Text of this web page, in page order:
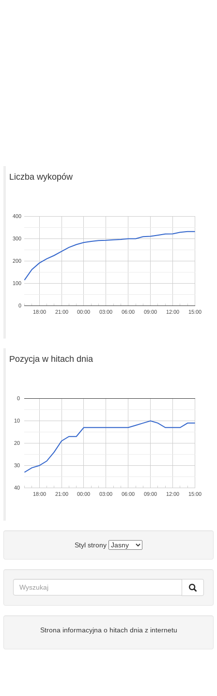
Liczba wykopów
18:00 21:00 00:00 03:00 06:00 09:00 12:00 15:00
0
100
200
300
400
Pozycja w hitach dnia
18:00 21:00 00:00 03:00 06:00 09:00 12:00 15:00
0
10
20
30
40
Styl strony
Strona informacyjna o hitach dnia z internetu